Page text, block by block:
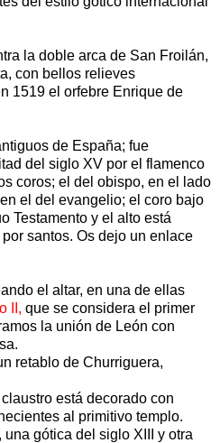
la doble arca de San Froilán,
con bellos relieves
1519 el orfebre Enrique de
de España; fue
del siglo XV por el flamenco
coros; el del obispo, en el lado
el del evangelio; el coro bajo
Testamento y el alto está
santos. Os dejo un enlace
el altar, en una de ellas
II, que se considera el primer
la unión de León con
retablo de Churriguera,
está decorado con
al primitivo templo.
gótica del siglo XIII y otra